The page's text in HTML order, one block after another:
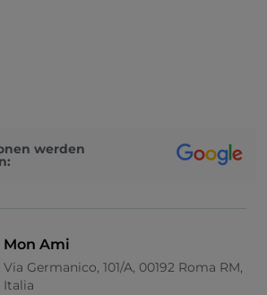
werden
Mon Ami
Via Germanico, 101/A, 00192 Roma RM,
Italia